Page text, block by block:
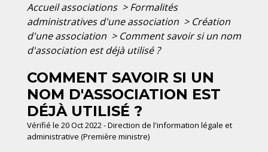
Accueil associations > Formalités
administratives d'une association > Création
d'une association > Comment savoir si un nom
d'association est déjà utilisé ?
COMMENT SAVOIR SI UN
NOM D'ASSOCIATION EST
DÉJÀ UTILISÉ ?
Vérifié le 20 Oct 2022 - Direction de l'information légale et
administrative (Première ministre)